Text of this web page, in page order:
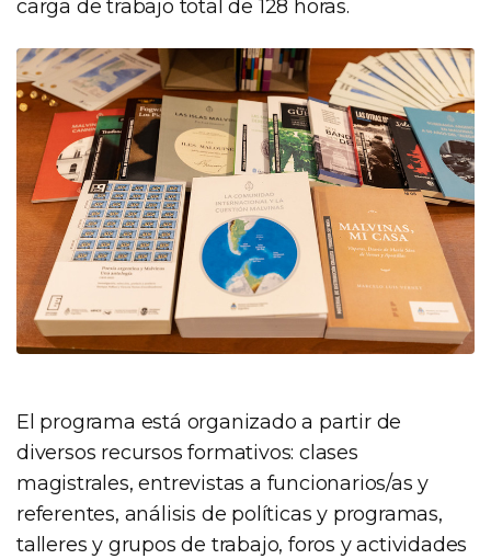
carga de trabajo total de 128 horas.
El programa está organizado a partir de
diversos recursos formativos: clases
magistrales, entrevistas a funcionarios/as y
referentes, análisis de políticas y programas,
talleres y grupos de trabajo, foros y actividades